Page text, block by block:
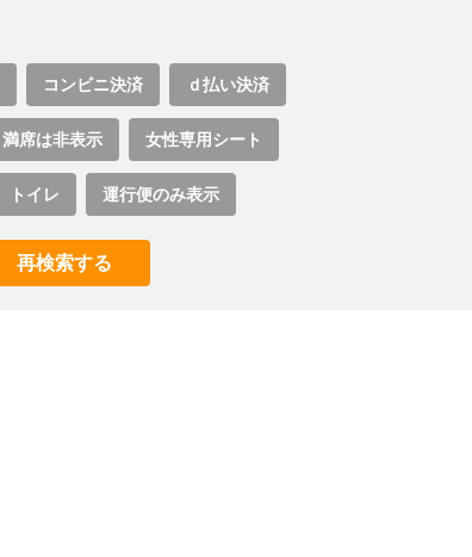
コンビニ決済 ｄ払い決済
満席は非表示 女性専用シート
トイレ 運行便のみ表示
再検索する